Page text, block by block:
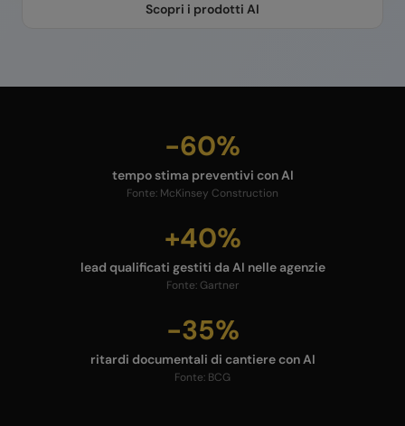
Scopri i prodotti AI
-60%
tempo stima preventivi con AI
Fonte: McKinsey Construction
+40%
lead qualificati gestiti da AI nelle agenzie
Fonte: Gartner
-35%
ritardi documentali di cantiere con AI
Fonte: BCG